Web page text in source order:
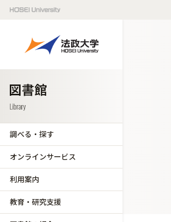
調べる・探す
オンラインサービス
利用案内
教育・研究支援